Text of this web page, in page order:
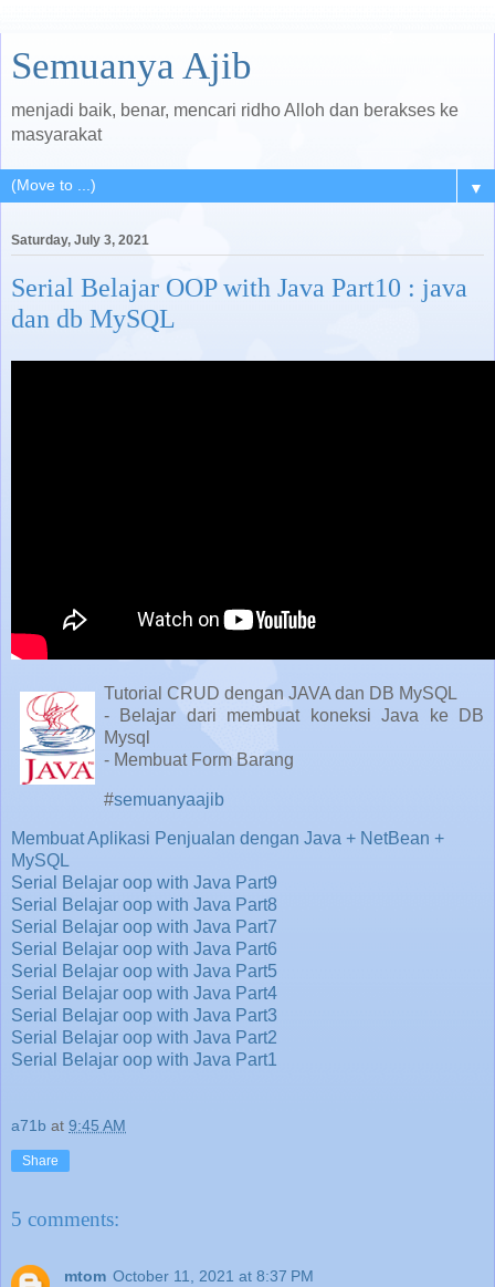
Semuanya Ajib
menjadi baik, benar, mencari ridho Alloh dan berakses ke
masyarakat
▼
Saturday, July 3, 2021
Serial Belajar OOP with Java Part10 : java
dan db MySQL
Tutorial CRUD dengan JAVA dan DB MySQL
- Belajar dari membuat koneksi Java ke DB
Mysql
- Membuat Form Barang
#semuanyaajib
Membuat Aplikasi Penjualan dengan Java + NetBean +
MySQL
Serial Belajar oop with Java Part9
Serial Belajar oop with Java Part8
Serial Belajar oop with Java Part7
Serial Belajar oop with Java Part6
Serial Belajar oop with Java Part5
Serial Belajar oop with Java Part4
Serial Belajar oop with Java Part3
Serial Belajar oop with Java Part2
Serial Belajar oop with Java Part1
a71b at 9:45 AM
Share
5 comments:
mtom October 11, 2021 at 8:37 PM